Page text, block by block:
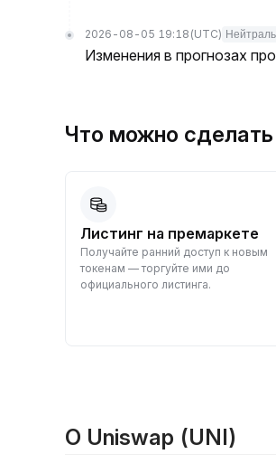
2026-08-05 19:18 (UTC)
Изменения в прогнозах
Что можно
Листинг на премаркете
Получайте ранний доступ к новым
токенам — торгуйте ими до
официального листинга.
О Uniswap (UNI)